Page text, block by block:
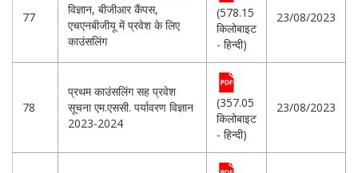
77
विज्ञान, बीजीआर कैंपस,
एचएनबीजीयू में प्रवेश के लिए
काउंसलिंग
(578.15
किलोबाइट
- हिन्दी)
23/08/2023
78
प्रथम काउंसलिंग सह प्रवेश
सूचना एम.एससी. पर्यावरण विज्ञान
2023-2024
(357.05
किलोबाइट
- हिन्दी)
23/08/2023